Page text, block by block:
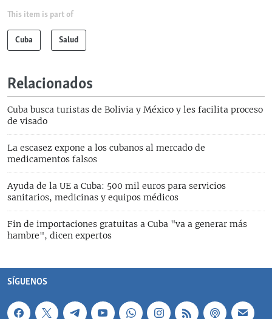
This item is part of
Cuba Salud
Relacionados
Cuba busca turistas de Bolivia y México y les facilita proceso
de visado
La escasez expone a los cubanos al mercado de
medicamentos falsos
Ayuda de la UE a Cuba: 500 mil euros para servicios
sanitarios, medicinas y equipos médicos
Fin de importaciones gratuitas a Cuba "va a generar más
hambre", dicen expertos
SÍGUENOS